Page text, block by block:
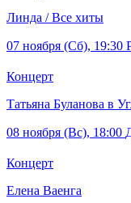
Линда / Все хиты
07 ноября (Сб), 19:30
Концерт
Татьяна Буланова в
08 ноября (Вс), 18:00
Концерт
Елена Ваенга